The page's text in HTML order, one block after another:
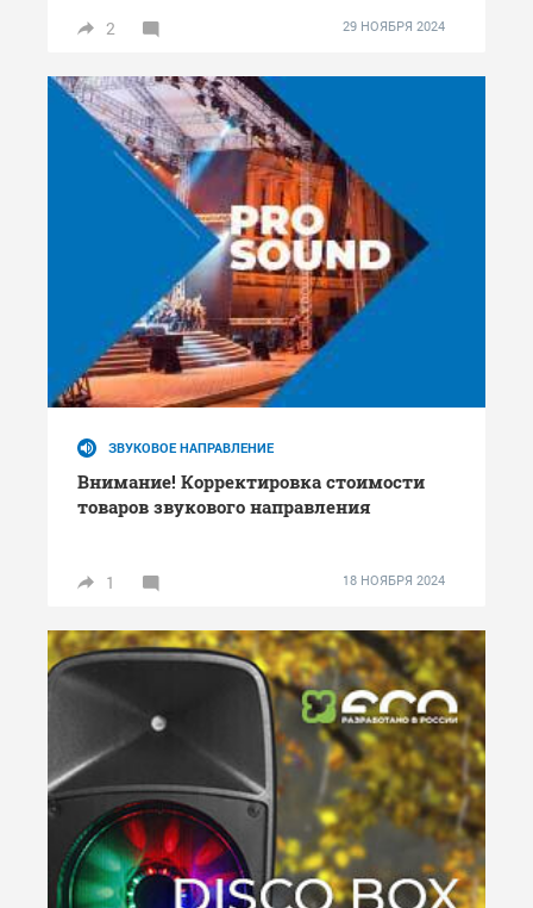
2 29 НОЯБРЯ 2024
ЗВУКОВОЕ НАПРАВЛЕНИЕ
Внимание! Корректировка стоимости
товаров звукового направления
1 18 НОЯБРЯ 2024